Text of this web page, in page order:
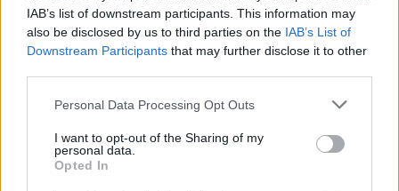
IAB’s list of downstream participants. This information may
also be disclosed by us to third parties on the IAB’s List of
Downstream Participants that may further disclose it to other
Personal Data Processing Opt Outs
I want to opt-out of the Sharing of my
personal data.
Opted In
Γιάννης Τριήρης: Μπορεί το γερμανικό «Φρένο